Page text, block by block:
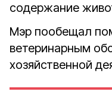
содержание
Мэр пообещал
ветеринарным
хозяйственной